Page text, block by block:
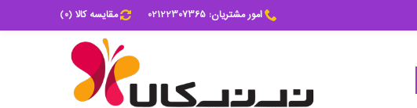
امور مشتریان: 02122307365 مقایسه کالا (0
)